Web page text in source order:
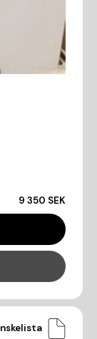
9 350 SEK